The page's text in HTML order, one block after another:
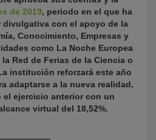
de 2019, periodo en el que ha
con el apoyo de la
Conocimiento, Empresas y
como La Noche Europea
Red de Ferias de la Ciencia o
institución reforzará este año
adaptarse a la nueva realidad,
el ejercicio anterior con un
virtual del 18,52%.